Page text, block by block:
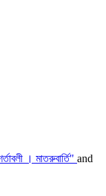
। মাতরুবার্তি" and